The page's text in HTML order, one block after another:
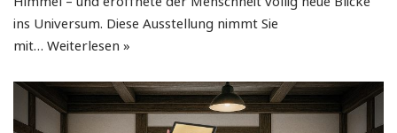
ins Universum. Diese Ausstellung nimmt Sie
mit…Weiterlesen »